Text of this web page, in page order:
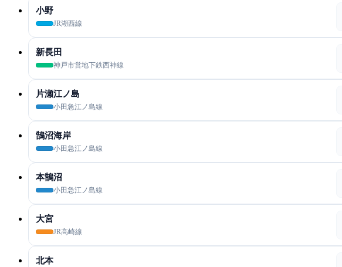
小野
JR湖西線
新長田
神戸市営地下鉄西神線
片瀬江ノ島
小田急江ノ島線
鵠沼海岸
小田急江ノ島線
本鵠沼
小田急江ノ島線
大宮
JR高崎線
北本